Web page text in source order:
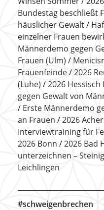
Bundestag beschließt
häuslicher Gewalt
einzelner Frauen
Männerdemo gegen
Frauen (Ulm)
Frauenfeinde
2026
(Luhe)
2026 Hessisch
gegen Gewalt von
Erste Männerdemo
an Frauen
2026
Interviewtraining für
2026 Bonn
2026 Bad
unterzeichnen –
Leichlingen
#schweigenbrechen